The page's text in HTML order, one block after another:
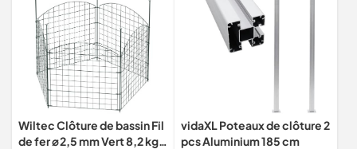
Wiltec Clôture de bassin Fil
de fer ⌀ 2,5 mm Vert 8,2 kg
vidaXL Poteaux de clôture 2
pcs Aluminium 185 cm